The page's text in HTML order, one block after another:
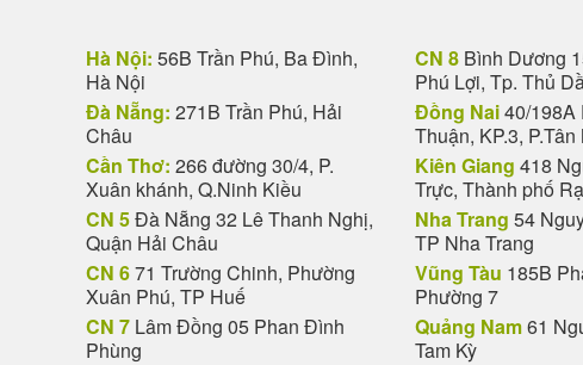
Hà Nội: 56B Trần Phú, Ba Đình,
Hà Nội
Đà Nẵng: 271B Trần Phú, Hải
Châu
Cần Thơ: 266 đường 30/4, P.
Xuân khánh, Q.Ninh Kiều
CN 5Đà Nẵng 32 Lê Thanh Nghị,
Quận Hải Châu
CN 671 Trường Chinh, Phường
Xuân Phú, TP Huế
CN 7 Lâm Đồng 05 Phan Đình
Phùng
CN 8 Bình Dương
Phú Lợi, Tp. Thủ
Đồng Nai40/198A
Thuận, KP.3,
Kiên Giang 418
Trực, Thành phố
Nha Trang 54
TP Nha Trang
Vũng Tàu 185B
Phường 7
Quảng Nam61
Tam Kỳ